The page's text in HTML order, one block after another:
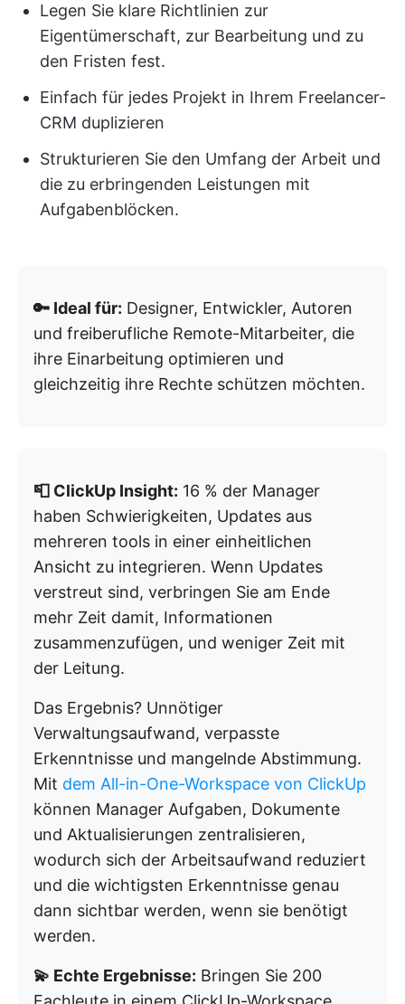
Legen Sie klare Richtlinien zur
Eigentümerschaft, zur Bearbeitung und zu
den Fristen fest.
Einfach für jedes Projekt in Ihrem Freelancer-
CRM duplizieren
Strukturieren Sie den Umfang der Arbeit und
die zu erbringenden Leistungen mit
Aufgabenblöcken.
🔑 Ideal für: Designer, Entwickler, Autoren
und freiberufliche Remote-Mitarbeiter, die
ihre Einarbeitung optimieren und
gleichzeitig ihre Rechte schützen möchten.
📮 ClickUp Insight: 16 % der Manager
haben Schwierigkeiten, Updates aus
mehreren tools in einer einheitlichen
Ansicht zu integrieren. Wenn Updates
verstreut sind, verbringen Sie am Ende
mehr Zeit damit, Informationen
zusammenzufügen, und weniger Zeit mit
der Leitung.
Das Ergebnis? Unnötiger
Verwaltungsaufwand, verpasste
Erkenntnisse und mangelnde Abstimmung.
Mit dem All-in-One-Workspace von ClickUp
können Manager Aufgaben, Dokumente
und Aktualisierungen zentralisieren,
wodurch sich der Arbeitsaufwand reduziert
und die wichtigsten Erkenntnisse genau
dann sichtbar werden, wenn sie benötigt
werden.
💫 Echte Ergebnisse: Bringen Sie 200